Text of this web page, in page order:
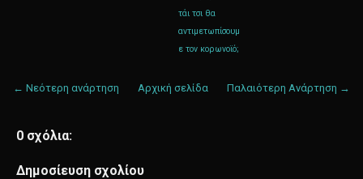
τάι τσι θα
αντιμετωπίσουμ
ε τον κορωνοϊό;
← Νεότερη ανάρτηση Παλαιότερη Ανάρτηση →
Αρχική σελίδα
0 σχόλια:
Δημοσίευση σχολίου